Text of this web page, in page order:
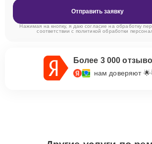
Отправить заявку
Нажимая на кнопку, я даю согласие на обработку
соответствии с политикой обработки
Более 3 000
нам доверяют